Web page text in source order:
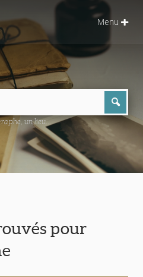
Menu
un lieu...
pour